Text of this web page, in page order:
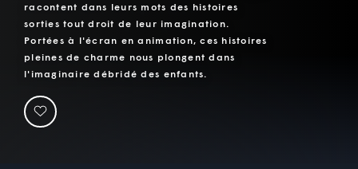
racontent dans leurs mots des histoires
sorties tout droit de leur imagination.
Portées à l'écran en animation, ces histoires
pleines de charme nous plongent dans
l'imaginaire débridé des enfants.